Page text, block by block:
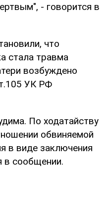
- говорится в
что
стала травма
возбуждено
УК РФ
По ходатайству
обвиняемой
в виде заключения
в сообщении.